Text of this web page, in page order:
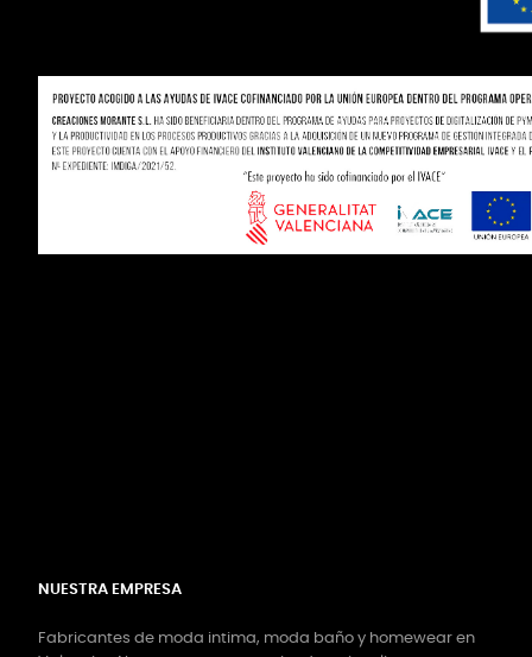
NUESTRA EMPRESA
Fabricantes de moda intima, moda baño y homewear en